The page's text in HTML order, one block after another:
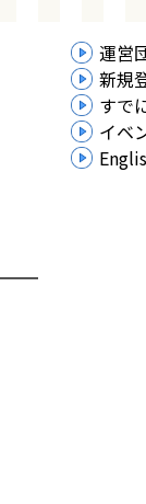
運営
新規
すで
イベ